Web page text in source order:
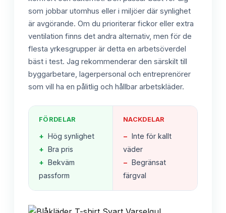
som jobbar utomhus eller i miljöer där synlighet
är avgörande. Om du prioriterar fickor eller extra
ventilation finns det andra alternativ, men för de
flesta yrkesgrupper är detta en arbetsöverdel
bäst i test. Jag rekommenderar den särskilt till
byggarbetare, lagerpersonal och entreprenörer
som vill ha en pålitlig och hållbar arbetskläder.
FÖRDELAR
+ Hög synlighet
+ Bra pris
+ Bekväm
passform
NACKDELAR
− Inte för kallt
väder
− Begränsat
färgval